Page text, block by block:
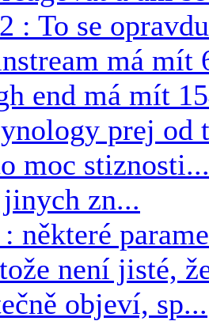
: To se
má
end má mít
prej od
moc
zn...
některé
není jisté,
objeví, sp...